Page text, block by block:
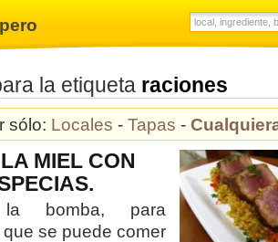
la etiqueta raciones
sólo: Locales - Tapas -
MIEL CON
la bomba, para
se puede comer